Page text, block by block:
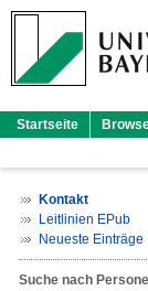
Startseite
Kontakt
Leitlinien EPub
Neueste Einträge
Suche nach